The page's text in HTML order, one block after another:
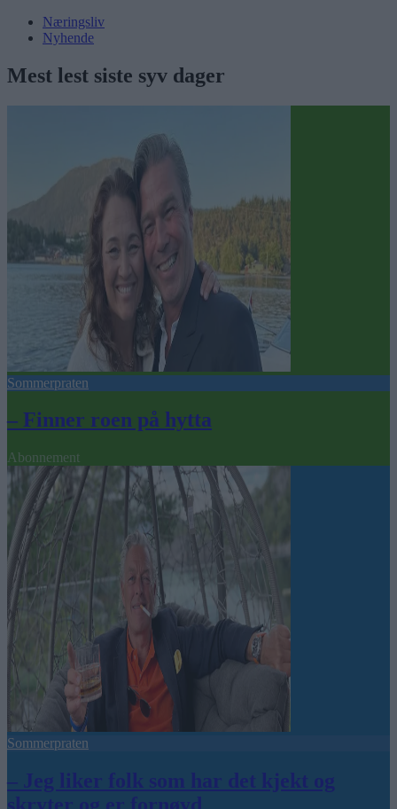
Næringsliv
Nyhende
Mest lest siste syv dager
Sommerpraten
– Finner roen på hytta
Abonnement
Sommerpraten
– Jeg liker folk som har det kjekt og